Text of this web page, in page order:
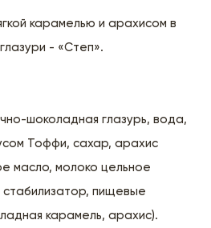
карамелью и арахисом в
- «Степ».
шоколадная глазурь, вода,
Тоффи, сахар, арахис
масло, молоко цельное
пищевые
карамель, арахис).